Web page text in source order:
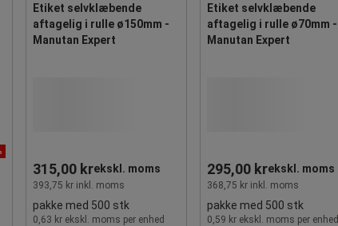
Etiket selvklæbende
aftagelig i rulle ø150mm -
Manutan Expert
315,00 krekskl. moms
393,75 kr inkl. moms
pakke med 500 stk
0,63 kr ekskl. moms per enhed
Etiket selvklæbende
aftagelig i rulle ø70mm -
Manutan Expert
295,00 krekskl. moms
368,75 kr inkl. moms
pakke med 500 stk
0,59 kr ekskl. moms per enhed